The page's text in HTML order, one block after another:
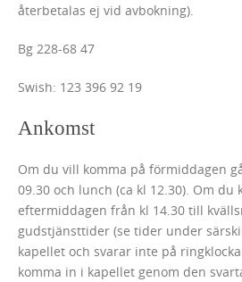
återbetalas ej vid avbokning).
Bg 228-68 47
Swish: 123 396 92 19
Ankomst
Om du vill komma på förmiddagen
09.30 och lunch (ca kl 12.30). Om du
eftermiddagen från kl 14.30 till
gudstjänsttider (se tider under
kapellet och svarar inte på
komma in i kapellet genom den